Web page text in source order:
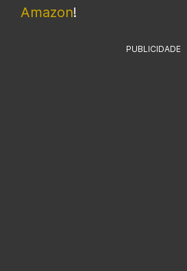
Amazon!
PUBLICIDADE